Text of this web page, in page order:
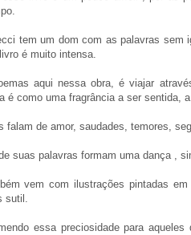
tem um dom com as palavras sem
é muito intensa.
aqui nessa obra, é viajar
é como uma fragrância a ser sentida,
falam de amor, saudades, temores,
suas palavras formam uma dança ,
vem com ilustrações pintadas
sutil.
essa preciosidade para